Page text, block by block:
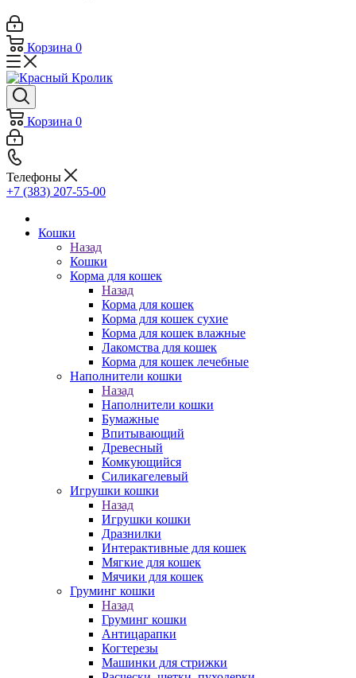
Корзина 0
Корзина 0
Телефоны
+7 (383) 207-55-00
Кошки
Назад
Кошки
Корма для кошек
Назад
Корма для кошек
Корма для кошек сухие
Корма для кошек влажные
Лакомства для кошек
Корма для кошек лечебные
Наполнители кошки
Назад
Наполнители кошки
Бумажные
Впитывающий
Древесный
Комкующийся
Силикагелевый
Игрушки кошки
Назад
Игрушки кошки
Дразнилки
Интерактивные для кошек
Мягкие для кошек
Мячики для кошек
Груминг кошки
Назад
Груминг кошки
Антицарапки
Когтерезы
Машинки для стрижки